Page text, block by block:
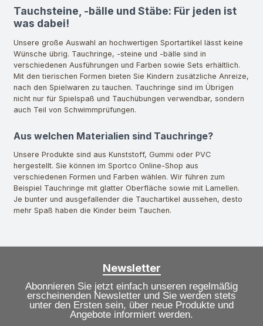
Tauchsteine, -bälle und Stäbe: Für jeden ist
was dabei!
Unsere große Auswahl an hochwertigen Sportartikel lässt keine
Wünsche übrig. Tauchringe, -steine und -bälle sind in
verschiedenen Ausführungen und Farben sowie Sets erhältlich.
Mit den tierischen Formen bieten Sie Kindern zusätzliche Anreize,
nach den Spielwaren zu tauchen. Tauchringe sind im Übrigen
nicht nur für Spielspaß und Tauchübungen verwendbar, sondern
auch Teil von Schwimmprüfungen.
Aus welchen Materialien sind Tauchringe?
Unsere Produkte sind aus Kunststoff, Gummi oder PVC
hergestellt. Sie können im Sportco Online-Shop aus
verschiedenen Formen und Farben wählen. Wir führen zum
Beispiel Tauchringe mit glatter Oberfläche sowie mit Lamellen.
Je bunter und ausgefallender die Tauchartikel aussehen, desto
mehr Spaß haben die Kinder beim Tauchen.
Newsletter
Abonnieren Sie jetzt einfach unseren regelmäßig
erscheinenden Newsletter und Sie werden stets
unter den Ersten sein, über neue Produkte und
Angebote informiert werden.